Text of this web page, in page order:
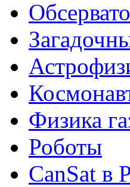
Физика
Роботы
CanSat в